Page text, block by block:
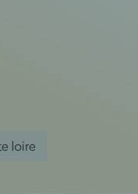
loire